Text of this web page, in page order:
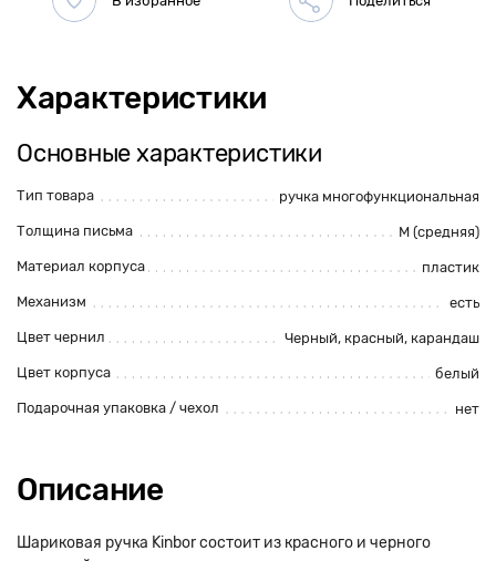
Характеристики
Основные характеристики
Тип товара ручка многофункциональная
Толщина письма M (средняя)
Материал корпуса пластик
Механизм есть
Цвет чернил Черный, красный, карандаш
Цвет корпуса белый
Подарочная упаковка / чехол нет
Описание
Шариковая ручка Kinbor состоит из красного и черного